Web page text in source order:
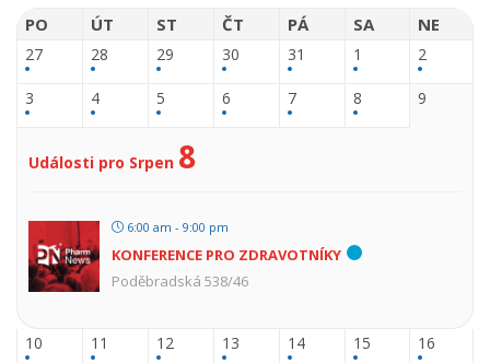
PO ÚT ST ČT PÁ SA NE
27 28 29 30 31 1 2
3 4 5 6 7 8 9
Události pro Srpen 8
6:00 am - 9:00 pm
KONFERENCE PRO ZDRAVOTNÍKY
Poděbradská 538/46
10 11 12 13 14 15 16